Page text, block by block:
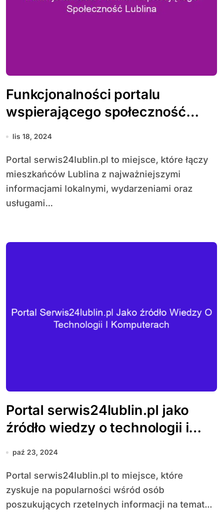
Funkcjonalności portalu
wspierającego społeczność
Lublina
lis 18, 2024
Portal serwis24lublin.pl to miejsce, które łączy
mieszkańców Lublina z najważniejszymi
informacjami lokalnymi, wydarzeniami oraz
usługami...
Portal serwis24lublin.pl jako
źródło wiedzy o technologii i
komputerach
paź 23, 2024
Portal serwis24lublin.pl to miejsce, które
zyskuje na popularności wśród osób
poszukujących rzetelnych informacji na temat...